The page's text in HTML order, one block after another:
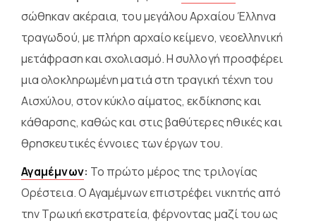
σώθηκαν ακέραια, του μεγάλου Αρχαίου Έλληνα
τραγωδού, με πλήρη αρχαίο κείμενο, νεοελληνική
μετάφραση και σχολιασμό. Η συλλογή προσφέρει
μια ολοκληρωμένη ματιά στη τραγική τέχνη του
Αισχύλου, στον κύκλο αίματος, εκδίκησης και
κάθαρσης, καθώς και στις βαθύτερες ηθικές και
θρησκευτικές έννοιες των έργων του.
Αγαμέμνων: Το πρώτο μέρος της τριλογίας
Ορέστεια. Ο Αγαμέμνων επιστρέφει νικητής από
την Τρωική εκστρατεία, φέρνοντας μαζί του ως